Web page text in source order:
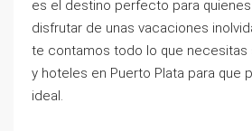
es el destino perfecto para
disfrutar de unas vacaciones
te contamos todo lo que necesitas
y hoteles en Puerto Plata para que
ideal.